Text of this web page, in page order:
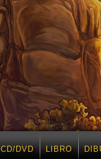
CD/DVD LIBRO